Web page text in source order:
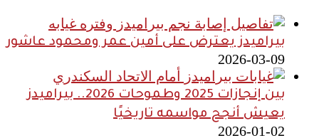
بيراميدز يعترض على أمين عمر ومحمود عاشور
2026-03-09
بين إنجازات 2025 وطموحات 2026.. بيراميدز
يعيش أنجح مواسمه تاريخيًا
2026-01-02